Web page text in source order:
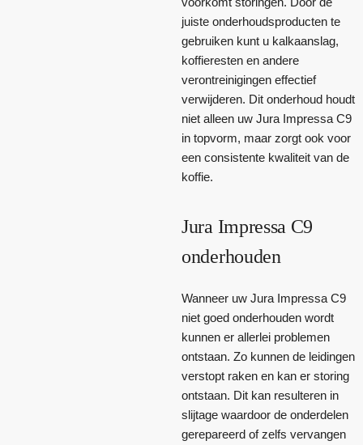
juiste onderhoudsproducten te
gebruiken kunt u kalkaanslag,
koffieresten en andere
verontreinigingen effectief
verwijderen. Dit onderhoud houdt
niet alleen uw Jura Impressa C9
in topvorm, maar zorgt ook voor
een consistente kwaliteit van de
koffie.
Jura Impressa C9
onderhouden
Wanneer uw Jura Impressa C9
niet goed onderhouden wordt
kunnen er allerlei problemen
ontstaan. Zo kunnen de leidingen
verstopt raken en kan er storing
ontstaan. Dit kan resulteren in
slijtage waardoor de onderdelen
gerepareerd of zelfs vervangen